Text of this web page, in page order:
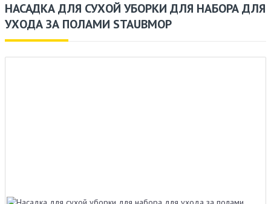
НАСАДКА ДЛЯ СУХОЙ УБОРКИ ДЛЯ НАБОРА ДЛЯ
УХОДА ЗА ПОЛАМИ STAUBMOP